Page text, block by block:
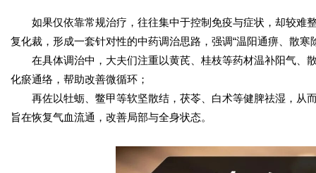
如果仅依靠常规治疗，往往集中于控制免疫与症状，却较难
复化裁，形成一套针对性的中药调治思路，强调“温阳通痹、散寒
在具体调治中，大夫们注重以黄芪、桂枝等药材温补阳气、
化瘀通络，帮助改善微循环；
再佐以牡蛎、鳖甲等软坚散结，茯苓、白术等健脾祛湿，从
旨在恢复气血流通，改善局部与全身状态。